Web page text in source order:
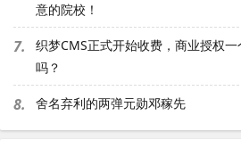
意的院校！
7.
织梦CMS正式开始收费，商业授权
吗？
8. 舍名弃利的两弹元勋邓稼先